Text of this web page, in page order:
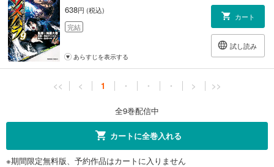
638円 (税込)
完結
カート
試し読み
あらすじを表示する
<< < 1 ・ ・ ・ > >>
全9巻配信中
カートに全巻入れる
※期間限定無料版、予約作品はカートに入りません